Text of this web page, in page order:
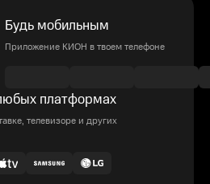
Будь мобильным
Приложение КИОН в твоем телефоне
платформах
телевизоре и других